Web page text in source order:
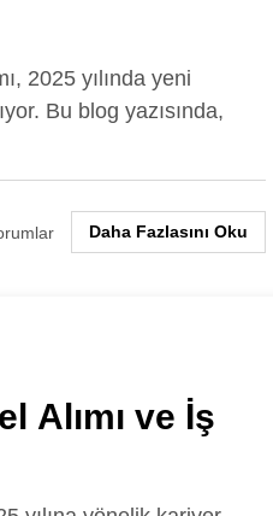
2025 yılında yeni
Bu blog yazısında,
Daha Fazlasını Oku
Alımı ve İş